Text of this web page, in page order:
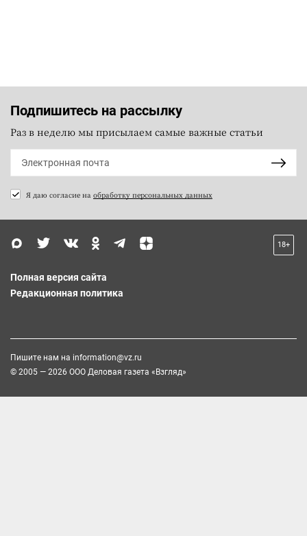
Подпишитесь на рассылку
Раз в неделю мы присылаем самые важные статьи
Я даю согласие на обработку персональных данных
18+
Полная версия сайта
Редакционная политика
Пишите нам на information@vz.ru
© 2005 — 2026 ООО Деловая газета «Взгляд»